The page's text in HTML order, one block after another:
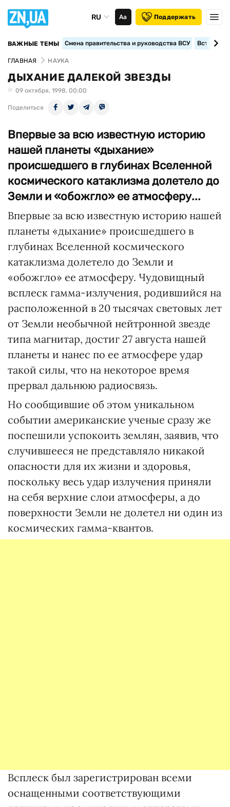
RU Аа Поддержать
ВАЖНЫЕ ТЕМЫ Смена правительства и руководства ВСУ
ГЛАВНАЯ НАУКА
ДЫХАНИЕ ДАЛЕКОЙ ЗВЕЗДЫ
09 октября, 1998, 00:00
Поделиться
Впервые за всю известную историю
нашей планеты «дыхание»
происшедшего в глубинах Вселенной
космического катаклизма долетело до
Земли и «обожгло» ее атмосферу...
Впервые за всю известную историю нашей
планеты «дыхание» происшедшего в
глубинах Вселенной космического
катаклизма долетело до Земли и
«обожгло» ее атмосферу. Чудовищный
всплеск гамма-излучения, родившийся на
расположенной в 20 тысячах световых лет
от Земли необычной нейтронной звезде
типа магнитар, достиг 27 августа нашей
планеты и нанес по ее атмосфере удар
такой силы, что на некоторое время
прервал дальнюю радиосвязь.
Но сообщившие об этом уникальном
событии американские ученые сразу же
поспешили успокоить землян, заявив, что
случившееся не представляло никакой
опасности для их жизни и здоровья,
поскольку весь удар излучения приняли
на себя верхние слои атмосферы, а до
поверхности Земли не долетел ни один из
космических гамма-квантов.
Всплеск был зарегистрирован всеми
оснащенными соответствующими